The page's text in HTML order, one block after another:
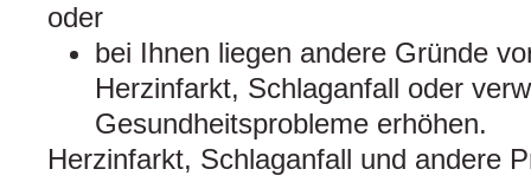
oder
bei Ihnen liegen andere Gründe
Herzinfarkt, Schlaganfall oder
Gesundheitsprobleme erhöhen.
Herzinfarkt, Schlaganfall und andere